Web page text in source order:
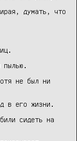
думать, что
не был ни
в его жизни.
сидеть на